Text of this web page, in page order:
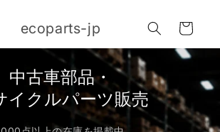
ecoparts-jp
ー
ト
中古車部品・
イクルパーツ販売